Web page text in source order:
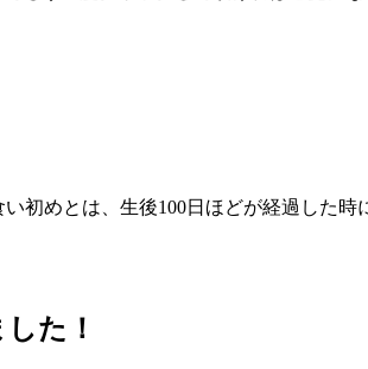
めとは、生後100日ほどが経過した時
た！